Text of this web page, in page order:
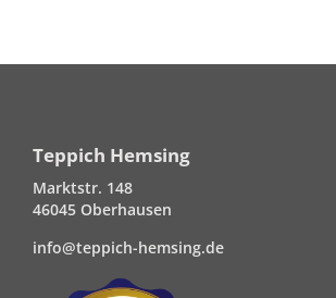
Teppich Hemsing
Marktstr. 148
46045 Oberhausen
info@teppich-hemsing.de